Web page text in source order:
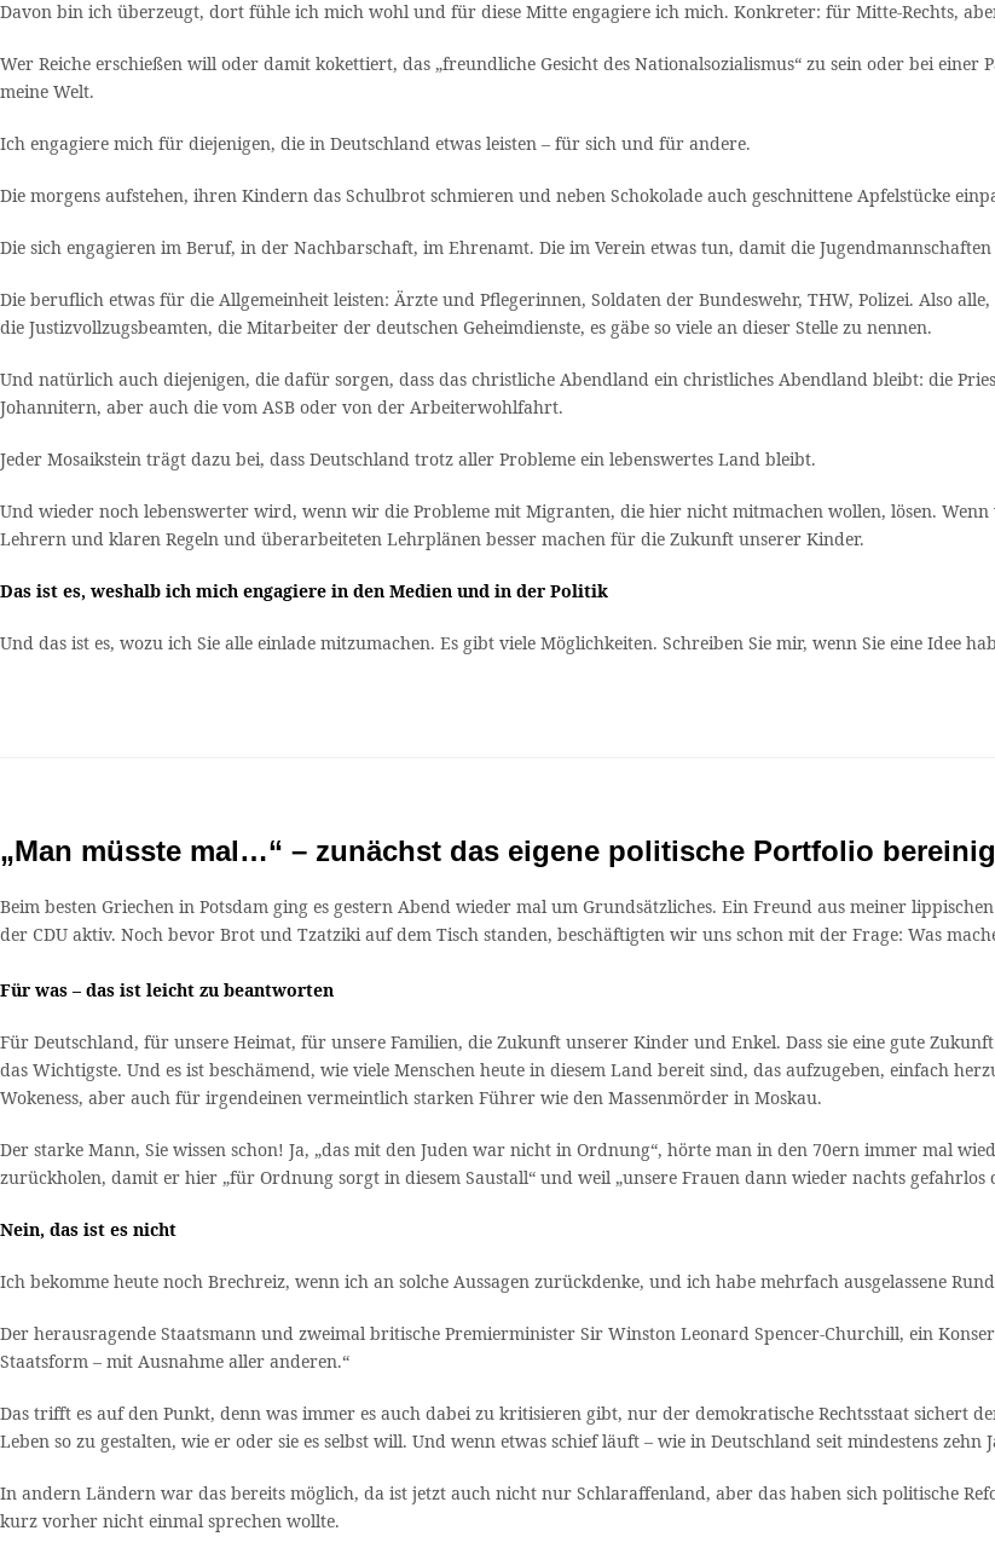
Davon bin ich überzeugt, dort fühle ich mich wohl und für diese Mitte engagiere ich mich. Konkreter: für Mitte-Rechts,
Wer Reiche erschießen will oder damit kokettiert, das „freundliche Gesicht des Nationalsozialismus“ zu sein oder bei
meine Welt.
Ich engagiere mich für diejenigen, die in Deutschland etwas leisten – für sich und für andere.
Die morgens aufstehen, ihren Kindern das Schulbrot schmieren und neben Schokolade auch geschnittene Apfelstücke
Die sich engagieren im Beruf, in der Nachbarschaft, im Ehrenamt. Die im Verein etwas tun, damit die
Die beruflich etwas für die Allgemeinheit leisten: Ärzte und Pflegerinnen, Soldaten der Bundeswehr, THW, Polizei. Also
die Justizvollzugsbeamten, die Mitarbeiter der deutschen Geheimdienste, es gäbe so viele an dieser Stelle zu nennen.
Und natürlich auch diejenigen, die dafür sorgen, dass das christliche Abendland ein christliches Abendland bleibt: die
Johannitern, aber auch die vom ASB oder von der Arbeiterwohlfahrt.
Jeder Mosaikstein trägt dazu bei, dass Deutschland trotz aller Probleme ein lebenswertes Land bleibt.
Und wieder noch lebenswerter wird, wenn wir die Probleme mit Migranten, die hier nicht mitmachen wollen, lösen.
Lehrern und klaren Regeln und überarbeiteten Lehrplänen besser machen für die Zukunft unserer Kinder.
Das ist es, weshalb ich mich engagiere in den Medien und in der Politik
Und das ist es, wozu ich Sie alle einlade mitzumachen. Es gibt viele Möglichkeiten. Schreiben Sie mir, wenn Sie eine Idee
„Man müsste mal…“ – zunächst das eigene politische Portfolio
Beim besten Griechen in Potsdam ging es gestern Abend wieder mal um Grundsätzliches. Ein Freund aus meiner
der CDU aktiv. Noch bevor Brot und Tzatziki auf dem Tisch standen, beschäftigten wir uns schon mit der Frage: Was
Für was – das ist leicht zu beantworten
Für Deutschland, für unsere Heimat, für unsere Familien, die Zukunft unserer Kinder und Enkel. Dass sie eine gute
das Wichtigste. Und es ist beschämend, wie viele Menschen heute in diesem Land bereit sind, das aufzugeben, einfach
Wokeness, aber auch für irgendeinen vermeintlich starken Führer wie den Massenmörder in Moskau.
Der starke Mann, Sie wissen schon! Ja, „das mit den Juden war nicht in Ordnung“, hörte man in den 70ern immer mal
zurückholen, damit er hier „für Ordnung sorgt in diesem Saustall“ und weil „unsere Frauen dann wieder nachts gefahrlos
Nein, das ist es nicht
Ich bekomme heute noch Brechreiz, wenn ich an solche Aussagen zurückdenke, und ich habe mehrfach ausgelassene
Der herausragende Staatsmann und zweimal britische Premierminister Sir Winston Leonard Spencer-Churchill, ein
Staatsform – mit Ausnahme aller anderen.“
Das trifft es auf den Punkt, denn was immer es auch dabei zu kritisieren gibt, nur der demokratische Rechtsstaat sichert
Leben so zu gestalten, wie er oder sie es selbst will. Und wenn etwas schief läuft – wie in Deutschland seit mindestens
In andern Ländern war das bereits möglich, da ist jetzt auch nicht nur Schlaraffenland, aber das haben sich politische
kurz vorher nicht einmal sprechen wollte.